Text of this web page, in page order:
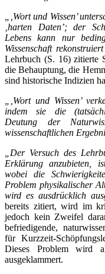
„‚Wort und Wissen’
‚harten Daten’; der
Lebens kann nur
Wissenschaft
Lehrbuch (S. 16) zitierte
die Behauptung, die
sind historische Indizien
„‚Wort und Wissen’
indem sie die
Deutung der
wissenschaftlichen
„Der Versuch des
Erklärung anzubieten,
wobei die
Problem physikalischer
wird es ausdrücklich
bereits zitiert, wird im
jedoch kein Zweifel
befriedigende,
für Kurzzeit-
Dieses Problem wird
ausgeklammert.